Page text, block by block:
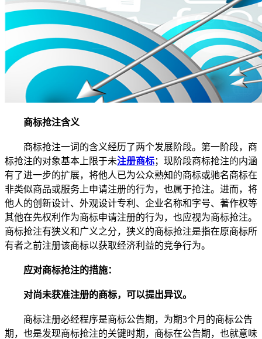
商标抢注含义
商标抢注一词的含义经历了两个发展阶段。第一阶段，商
标抢注的对象基本上限于未注册商标；现阶段商标抢注的内涵
有了进一步的扩展，将他人已为公众熟知的商标或驰名商标在
非类似商品或服务上申请注册的行为，也属于抢注。进而，将
他人的创新设计、外观设计专利、企业名称和字号、著作权等
其他在先权利作为商标申请注册的行为，也应视为商标抢注。
商标抢注有狭义和广义之分，狭义的商标抢注是指在原商标所
有者之前注册该商标以获取经济利益的竞争行为。
应对商标抢注的措施：
对尚未获准注册的商标，可以提出异议。
商标注册必经程序是商标公告期，为期3个月的商标公告
期，也是发现商标抢注的关键时期，商标在公告期，也就意味